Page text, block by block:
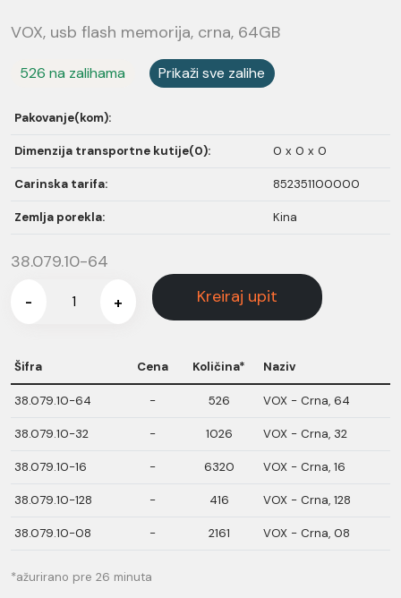
VOX, usb flash memorija, crna, 64GB
526 na zalihama Prikaži sve zalihe
Pakovanje(kom):
Dimenzija transportne kutije(0): 0 x 0 x 0
Carinska tarifa: 852351100000
Zemlja porekla: Kina
38.079.10-64
- + Kreiraj upit
Šifra Cena Količina* Naziv
38.079.10-64 - 526 VOX - Crna, 64
38.079.10-32 - 1026 VOX - Crna, 32
38.079.10-16 - 6320 VOX - Crna, 16
38.079.10-128 - 416 VOX - Crna, 128
38.079.10-08 - 2161 VOX - Crna, 08
*ažurirano pre 26 minuta